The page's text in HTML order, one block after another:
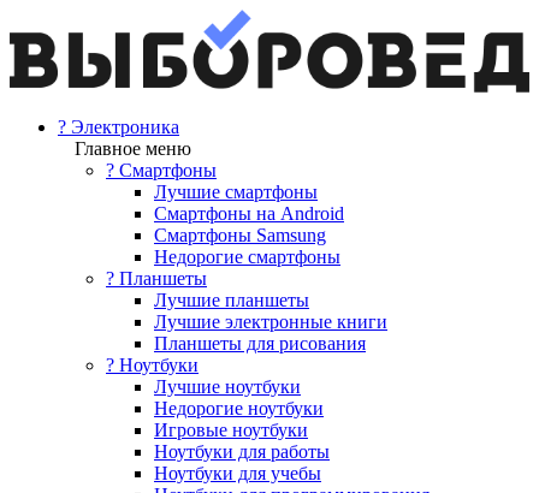
? Электроника
Главное меню
? Смартфоны
Лучшие смартфоны
Смартфоны на Android
Смартфоны Samsung
Недорогие смартфоны
? Планшеты
Лучшие планшеты
Лучшие электронные книги
Планшеты для рисования
? Ноутбуки
Лучшие ноутбуки
Недорогие ноутбуки
Игровые ноутбуки
Ноутбуки для работы
Ноутбуки для учебы